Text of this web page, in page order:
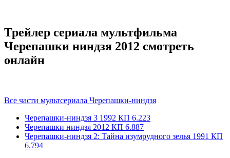
Трейлер сериала мультфильма
Черепашки ниндзя 2012 смотреть
онлайн
Все части мультсериала Черепашки-ниндзя
Черепашки-ниндзя 3 1992 КП 6.223
Черепашки ниндзя 2012 КП 6.887
Черепашки-ниндзя 2: Тайна изумрудного зелья 1991 КП
6.794